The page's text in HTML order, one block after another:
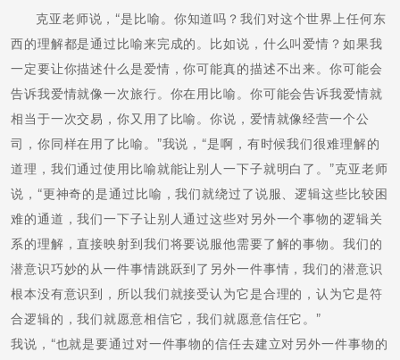
克亚老师说，“是比喻。你知道吗？我们对这个世界上任何东
西的理解都是通过比喻来完成的。比如说，什么叫爱情？如果我
一定要让你描述什么是爱情，你可能真的描述不出来。你可能会
告诉我爱情就像一次旅行。你在用比喻。你可能会告诉我爱情就
相当于一次交易，你又用了比喻。你说，爱情就像经营一个公
司，你同样在用了比喻。”我说，“是啊，有时候我们很难理解的
道理，我们通过使用比喻就能让别人一下子就明白了。”克亚老师
说，“更神奇的是通过比喻，我们就绕过了说服、逻辑这些比较困
难的通道，我们一下子让别人通过这些对另外一个事物的逻辑关
系的理解，直接映射到我们将要说服他需要了解的事物。我们的
潜意识巧妙的从一件事情跳跃到了另外一件事情，我们的潜意识
根本没有意识到，所以我们就接受认为它是合理的，认为它是符
合逻辑的，我们就愿意相信它，我们就愿意信任它。”
我说，“也就是要通过对一件事物的信任去建立对另外一件事物的